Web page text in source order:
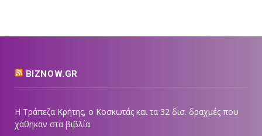
BIZNOW.GR
Η Τράπεζα Κρήτης, ο Κοσκωτάς και τα 32 δισ. δραχμές που
χάθηκαν στα βιβλία